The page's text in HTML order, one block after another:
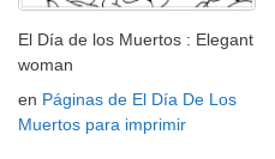
El Día de los Muertos : Elegant
woman
en Páginas de El Día De Los
Muertos para imprimir